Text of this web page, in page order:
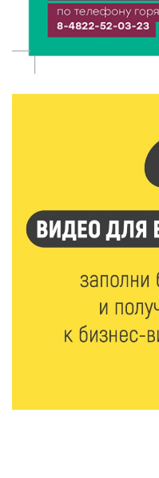
анонсировал новые
6 Авг 2026 16:02
Калининские
область на
6 Авг 2026 15:48
Голубев проверил
6 Авг 2026 15:01
От Твери до Москвы:
Владимира